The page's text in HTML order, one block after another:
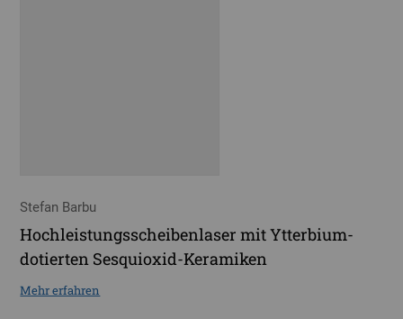
Stefan Barbu
Hochleistungsscheibenlaser mit Ytterbium-
dotierten Sesquioxid-Keramiken
Mehr erfahren